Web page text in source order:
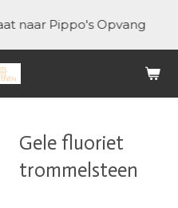
naar Pippo's Opvang
Gele fluoriet
trommelsteen